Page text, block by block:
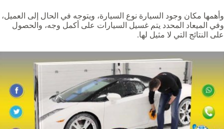
وأهمها مكان وجود السيارة نوع السيارة، ويتوجه في الحال إلى العميل،
وفي الميعاد المحدد يتم غسيل السيارات على أكمل وجه، والحصول
على النتائج التي لا مثيل لها.